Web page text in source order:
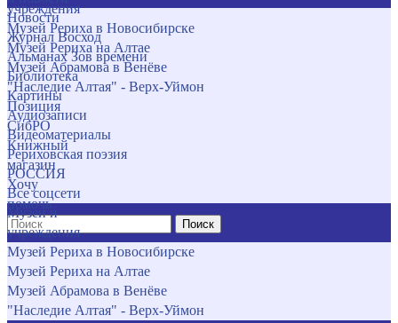
учреждения
Музей Рериха в Новосибирске
Музей Рериха на Алтае
Музей Абрамова в Венёве
"Наследие Алтая" - Верх-Уймон
Позиция
СибРО
Книжный
магазин
Хочу
помочь
Поиск
Новости
Журнал Восход
Альманах Зов времени
Библиотека
Картины
Аудиозаписи
Видеоматериалы
Рериховская поэзия
РОССИЯ
Все соцсети
Музеи и
учреждения
Музей Рериха в Новосибирске
Музей Рериха на Алтае
Музей Абрамова в Венёве
"Наследие Алтая" - Верх-Уймон